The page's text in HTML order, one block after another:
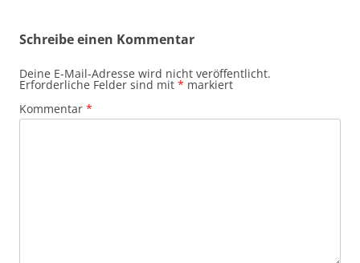
Schreibe einen Kommentar
Deine E-Mail-Adresse wird nicht veröffentlicht.
Erforderliche Felder sind mit * markiert
Kommentar *